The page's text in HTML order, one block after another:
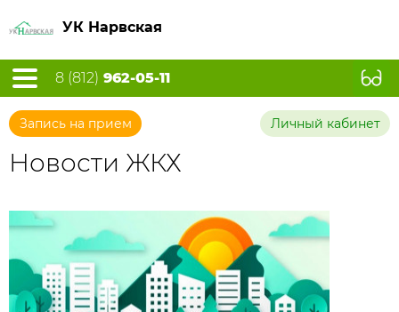
УК Нарвская
8 (812) 962-05-11
Запись на прием Личный кабинет
Новости ЖКХ